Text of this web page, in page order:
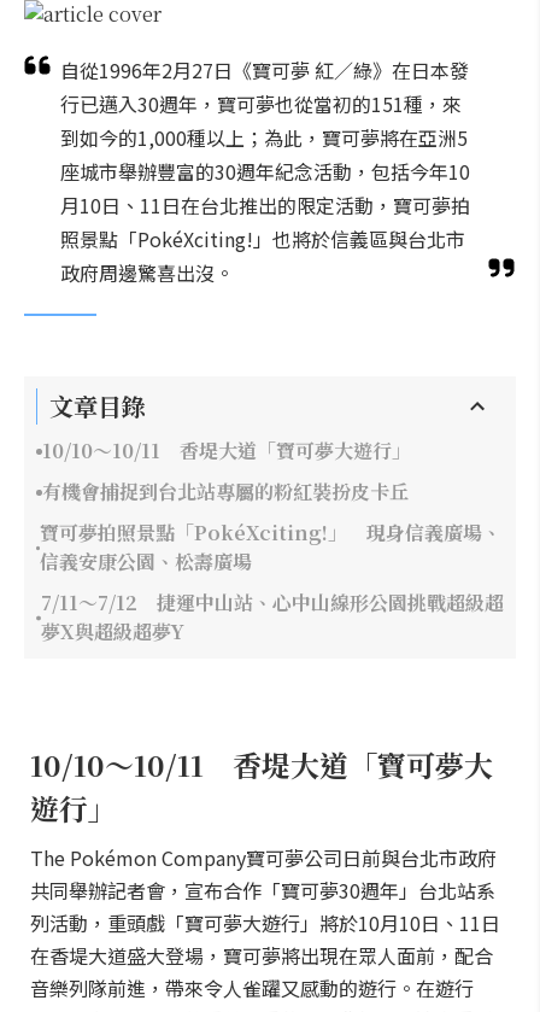
自從1996年2月27日《寶可夢 紅／綠》在日本發
行已邁入30週年，寶可夢也從當初的151種，來
到如今的1,000種以上；為此，寶可夢將在亞洲5
座城市舉辦豐富的30週年紀念活動，包括今年10
月10日、11日在台北推出的限定活動，寶可夢拍
照景點「PokéXciting!」也將於信義區與台北市
政府周邊驚喜出沒。
文章目錄
10/10～10/11 香堤大道「寶可夢大遊行」
有機會捕捉到台北站專屬的粉紅裝扮皮卡丘
寶可夢拍照景點「PokéXciting!」 現身信義廣場、
信義安康公園、松壽廣場
7/11～7/12 捷運中山站、心中山線形公園挑戰超級超
夢X與超級超夢Y
10/10～10/11 香堤大道「寶可夢大
遊行」
The Pokémon Company寶可夢公司日前與台北市政府
共同舉辦記者會，宣布合作「寶可夢30週年」台北站系
列活動，重頭戲「寶可夢大遊行」將於10月10日、11日
在香堤大道盛大登場，寶可夢將出現在眾人面前，配合
音樂列隊前進，帶來令人雀躍又感動的遊行。在遊行